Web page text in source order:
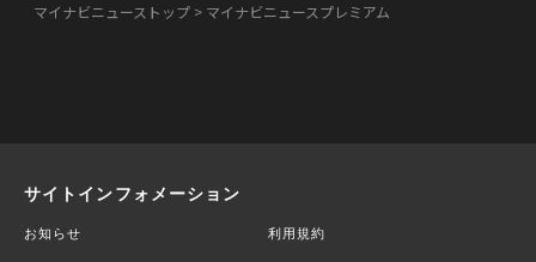
マイナビニューストップ マイナビニュースプレミアム
サイトインフォメーション
お知らせ 利用規約